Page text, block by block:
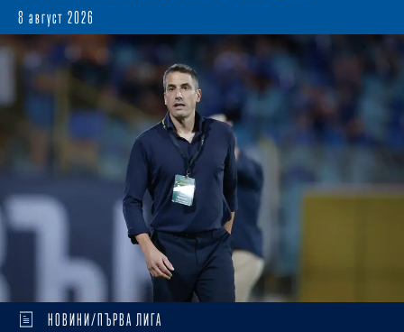
8 август 2026
НОВИНИ/ПЪРВА ЛИГА